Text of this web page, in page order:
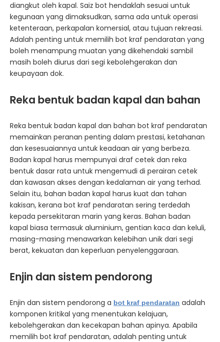
diangkut oleh kapal. Saiz bot hendaklah sesuai untuk
kegunaan yang dimaksudkan, sama ada untuk operasi
ketenteraan, perkapalan komersial, atau tujuan rekreasi.
Adalah penting untuk memilih bot kraf pendaratan yang
boleh menampung muatan yang dikehendaki sambil
masih boleh diurus dari segi kebolehgerakan dan
keupayaan dok.
Reka bentuk badan kapal dan bahan
Reka bentuk badan kapal dan bahan bot kraf pendaratan
memainkan peranan penting dalam prestasi, ketahanan
dan kesesuaiannya untuk keadaan air yang berbeza.
Badan kapal harus mempunyai draf cetek dan reka
bentuk dasar rata untuk mengemudi di perairan cetek
dan kawasan akses dengan kedalaman air yang terhad.
Selain itu, bahan badan kapal harus kuat dan tahan
kakisan, kerana bot kraf pendaratan sering terdedah
kepada persekitaran marin yang keras. Bahan badan
kapal biasa termasuk aluminium, gentian kaca dan keluli,
masing-masing menawarkan kelebihan unik dari segi
berat, kekuatan dan keperluan penyelenggaraan.
Enjin dan sistem pendorong
Enjin dan sistem pendorong a bot kraf pendaratan adalah
komponen kritikal yang menentukan kelajuan,
kebolehgerakan dan kecekapan bahan apinya. Apabila
memilih bot kraf pendaratan, adalah penting untuk